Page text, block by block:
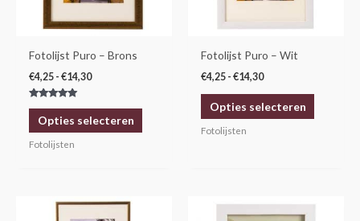
Fotolijst Puro – Brons
€4,25 - €14,30
Gewaardeerd
5.00
uit 5Opties selecteren
kan
de
productpagina
Fotolijsten
Fotolijst Puro – Wit
€4,25 - €14,30
Opties selecteren
kan
Fotolijsten
€5,95
Dit